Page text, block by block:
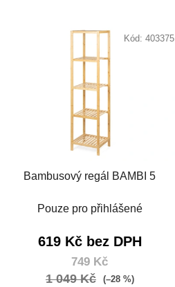
Bambusový regál BAMBI 5
Pouze pro přihlášené
619 Kč bez DPH
749 Kč
1 049 Kč
(–28 %)
Kód: 403375